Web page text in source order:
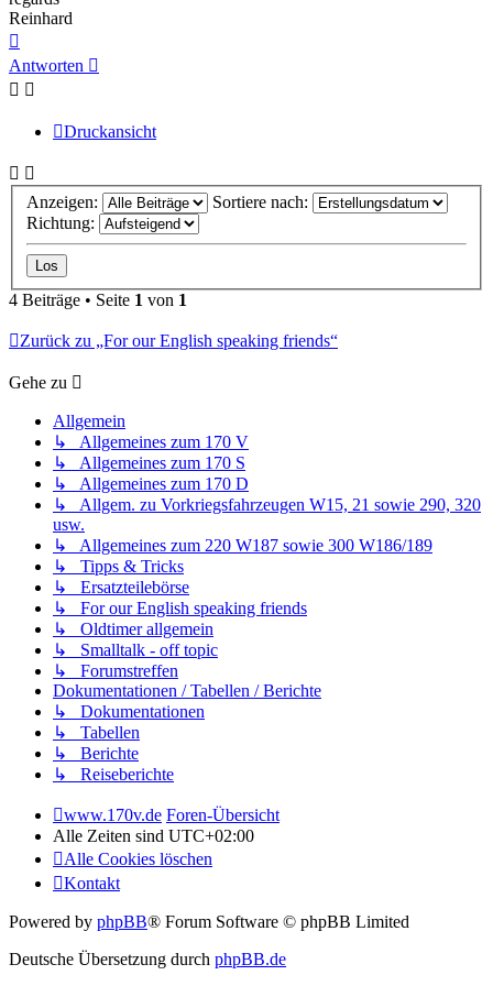
Reinhard
oben
Antworten
Druckansicht
Anzeigen:
Sortiere nach:
Richtung:
4 Beiträge • Seite 1 von 1
Zurück zu „For our English speaking friends“
Gehe zu
Allgemein
↳ Allgemeines zum 170 V
↳ Allgemeines zum 170 S
↳ Allgemeines zum 170 D
↳ Allgem. zu Vorkriegsfahrzeugen W15, 21 sowie 290, 320
usw.
↳ Allgemeines zum 220 W187 sowie 300 W186/189
↳ Tipps & Tricks
↳ Ersatzteilebörse
↳ For our English speaking friends
↳ Oldtimer allgemein
↳ Smalltalk - off topic
↳ Forumstreffen
Dokumentationen / Tabellen / Berichte
↳ Dokumentationen
↳ Tabellen
↳ Berichte
↳ Reiseberichte
www.170v.de Foren-Übersicht
Alle Zeiten sind UTC+02:00
Alle Cookies löschen
Kontakt
Powered by phpBB® Forum Software © phpBB Limited
Deutsche Übersetzung durch phpBB.de